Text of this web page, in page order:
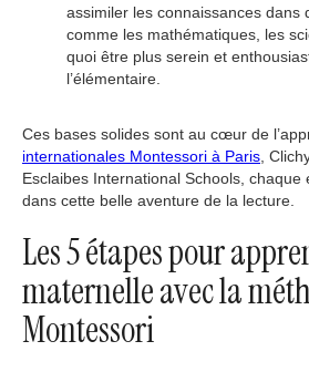
assimiler les connaissances dans
comme les mathématiques, les
quoi être plus serein et
l’élémentaire.
Ces bases solides sont au cœur de
internationales Montessori à Paris ,
Esclaibes International Schools,
dans cette belle aventure de la lecture.
Les 5 étapes pour
maternelle avec la
Montessori